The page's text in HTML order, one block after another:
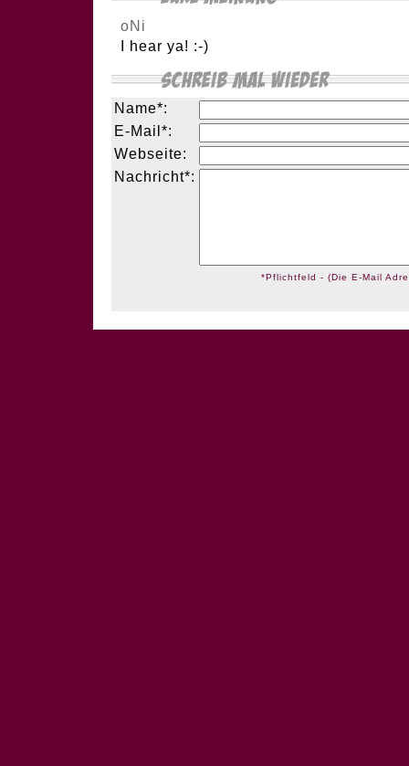
oNi
I hear ya! :-)
Name*:
E-Mail*:
Webseite:
Nachricht*:
*Pflichtfeld - (Die E-Mail